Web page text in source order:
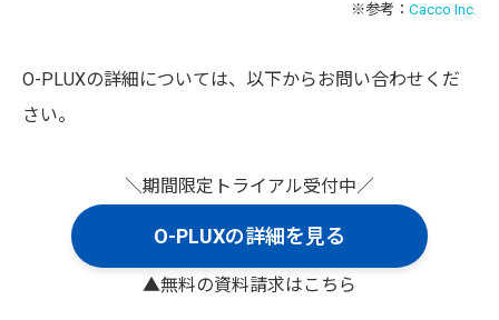
※参考： Cacco Inc.
O-PLUXの詳細については、以下からお問い合わせくだ
さい。
＼期間限定トライアル受付中／
O-PLUXの詳細を見る
▲無料の資料請求はこちら